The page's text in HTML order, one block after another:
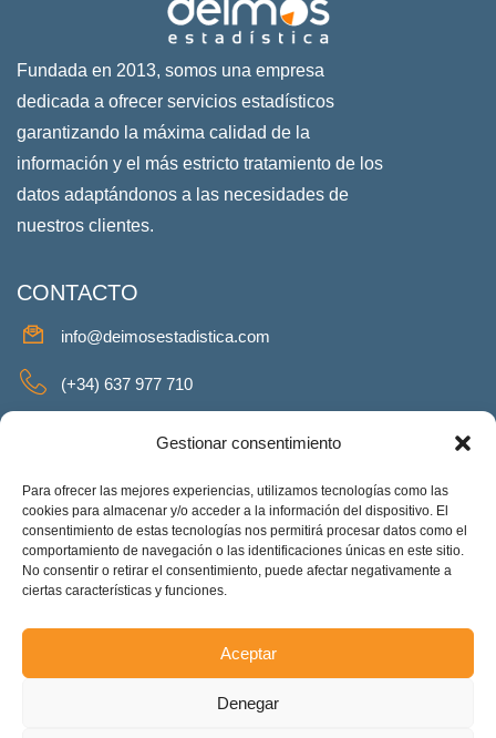
Gestionar consentimiento
Para ofrecer las mejores experiencias, utilizamos tecnologías como las
cookies para almacenar y/o acceder a la información del dispositivo. El
consentimiento de estas tecnologías nos permitirá procesar datos como el
comportamiento de navegación o las identificaciones únicas en este sitio.
No consentir o retirar el consentimiento, puede afectar negativamente a
ciertas características y funciones.
Aceptar
Denegar
Fundada en 2013, somos una empresa
dedicada a ofrecer servicios estadísticos
garantizando la máxima calidad de la
información y el más estricto tratamiento de los
datos adaptándonos a las necesidades de
nuestros clientes.
CONTACTO
info@deimosestadistica.com
(+34) 637 977 710
REDES SOCIALES
Facebook Twitter
Deimos Estadística S.L. – ES-B90375460. Copyright © 2025.
Todos los derechos reservados.